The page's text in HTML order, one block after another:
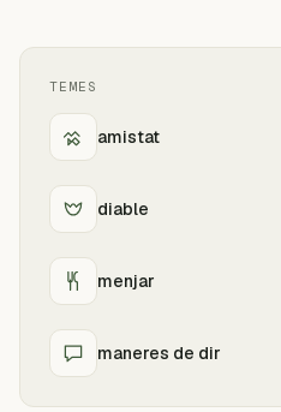
TEMES
amistat
diable
menjar
maneres de dir